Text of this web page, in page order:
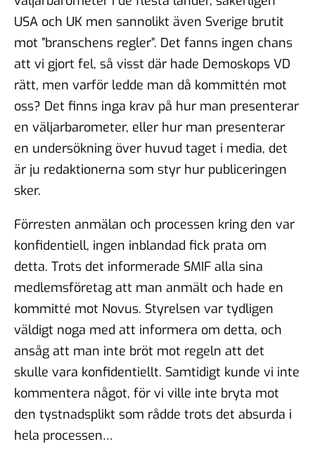
USA och UK men sannolikt även Sverige brutit
mot ”branschens regler”. Det fanns ingen chans
att vi gjort fel, så visst där hade Demoskops VD
rätt, men varför ledde man då kommittén mot
oss? Det finns inga krav på hur man presenterar
en väljarbarometer, eller hur man presenterar
en undersökning över huvud taget i media, det
är ju redaktionerna som styr hur publiceringen
sker.
Förresten anmälan och processen kring den var
konfidentiell, ingen inblandad fick prata om
detta. Trots det informerade SMIF alla sina
medlemsföretag att man anmält och hade en
kommitté mot Novus. Styrelsen var tydligen
väldigt noga med att informera om detta, och
ansåg att man inte bröt mot regeln att det
skulle vara konfidentiellt. Samtidigt kunde vi inte
kommentera något, för vi ville inte bryta mot
den tystnadsplikt som rådde trots det absurda i
hela processen…